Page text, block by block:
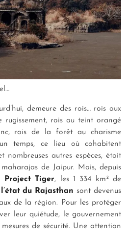
demeure des rois… rois aux
rugissement, rois au teint orangé
rois de la forêt au charisme
temps, ce lieu où cohabitent
nombreuses autres espèces, était
de Jaipur. Mais, depuis
Project Tiger, les 1 334 km² de
du Rajasthan sont devenus
de la région. Pour les protéger
leur quiétude, le gouvernement
de sécurité. Une attention